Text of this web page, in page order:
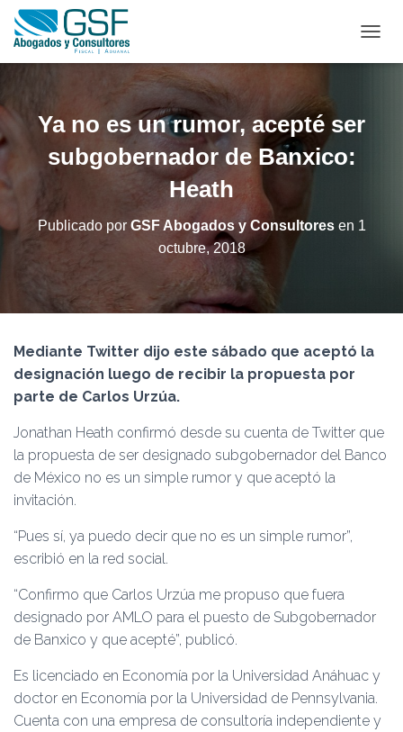
A
A
Ya no es un rumor, acepté ser
subgobernador de Banxico:
Heath
Publicado por GSF Abogados y Consultoresen 1
octubre, 2018
Mediante Twitter dijo este sábado que aceptó la
designación luego de recibir la propuesta por
parte de Carlos Urzúa.
Jonathan Heath confirmó desde su cuenta de Twitter que
la propuesta de ser designado subgobernador del Banco
de México no es un simple rumor y que aceptó la
invitación.
“Pues sí, ya puedo decir que no es un simple rumor”,
escribió en la red social.
“Confirmo que Carlos Urzúa me propuso que fuera
designado por AMLO para el puesto de Subgobernador
de Banxico y que acepté”, publicó.
Es licenciado en Economía por la Universidad Anáhuac y
doctor en Economía por la Universidad de Pennsylvania.
Cuenta con una empresa de consultoría independiente y